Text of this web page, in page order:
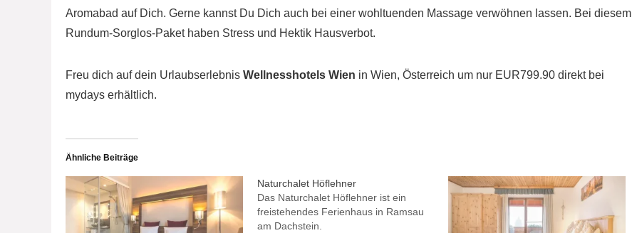
Aromabad auf Dich. Gerne kannst Du Dich auch bei einer wohltuenden Massage verwöhnen lassen. Bei diesem
Rundum-Sorglos-Paket haben Stress und Hektik Hausverbot.
Freu dich auf dein Urlaubserlebnis Wellnesshotels Wien in Wien, Österreich um nur EUR799.90 direkt bei
mydays erhältlich.
Ähnliche Beiträge
Naturchalet Höflehner
Das Naturchalet Höflehner ist ein
freistehendes Ferienhaus in Ramsau
am Dachstein.